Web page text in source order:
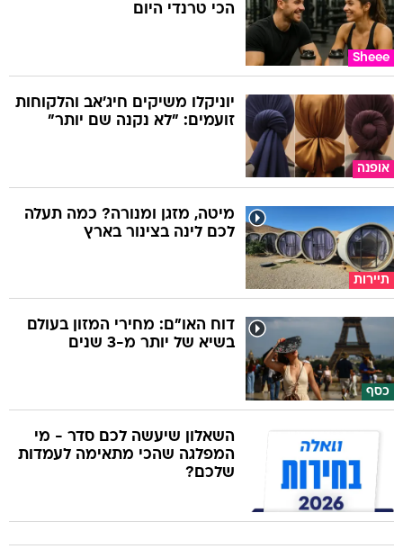
Sheee
הכי טרנדי היום
אופנה
יוניקלו משיקים חיג'אב והלקוחות
זועמים: "לא נקנה שם יותר"
תיירות
מיטה, מזגן ומנורה? כמה תעלה
לכם לינה בצינור בארץ
כסף
דוח האו"ם: מחירי המזון בעולם
בשיא של יותר מ-3 שנים
השאלון שיעשה לכם סדר - מי
המפלגה שהכי מתאימה לעמדות
שלכם?